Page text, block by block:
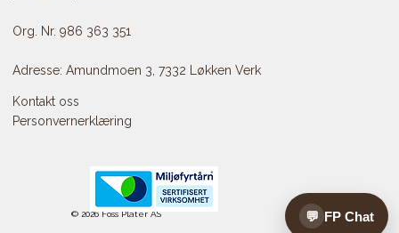
© 2026 Foss Plater AS
Org. Nr. 986 363 351
Adresse: Amundmoen 3, 7332 Løkken Verk
Kontakt oss
Personvernerklæring
💬 FP Chat